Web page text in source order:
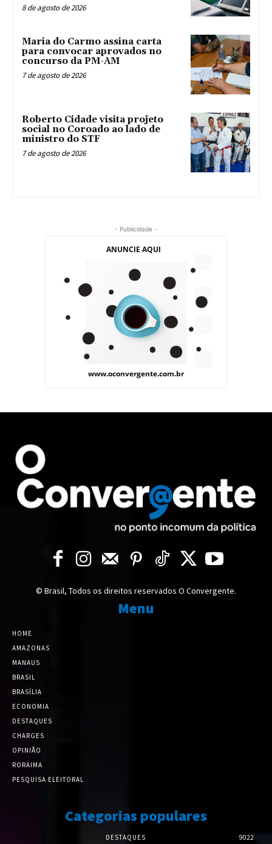
8 de agosto de 2026
Maria do Carmo assina carta
para convocar aprovados no
concurso da PM-AM
7 de agosto de 2026
Roberto Cidade visita projeto
social no Coroado ao lado de
ministro do STF
7 de agosto de 2026
- Publicidade -
© Brasil, Todos os direitos reservados O Convergente.
Menu
HOME
AMAZONAS
MANAUS
BRASIL
BRASÍLIA
ECONOMIA
DESTAQUES
CHARGES
OPINIÃO
RORAIMA
PESQUISA ELEITORAL
Categorias populares
DESTAQUES 9022